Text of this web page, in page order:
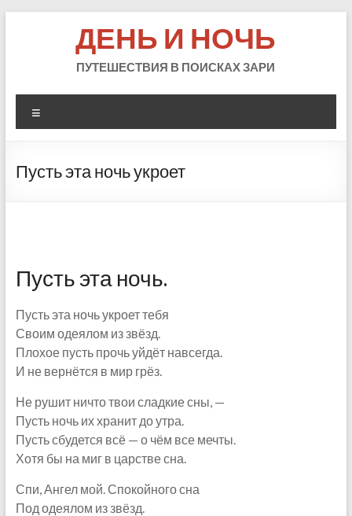
ДЕНЬ И НОЧЬ
ПУТЕШЕСТВИЯ В ПОИСКАХ ЗАРИ
Пусть эта ночь укроет
Пусть эта ночь.
Пусть эта ночь укроет тебя
Своим одеялом из звёзд.
Плохое пусть прочь уйдёт навсегда.
И не вернётся в мир грёз.
Не рушит ничто твои сладкие сны, —
Пусть ночь их хранит до утра.
Пусть сбудется всё — о чём все мечты.
Хотя бы на миг в царстве сна.
Спи, Ангел мой. Спокойного сна
Под одеялом из звёзд.